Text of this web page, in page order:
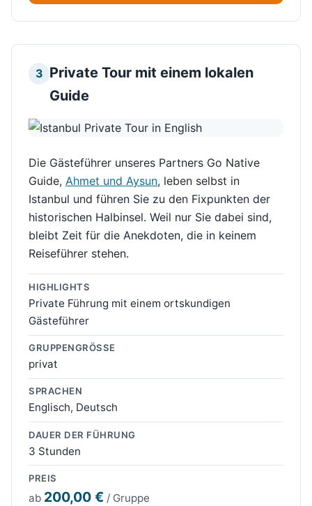
3 Private Tour mit einem lokalen
Guide
Die Gästeführer unseres Partners Go Native
Guide, Ahmet und Aysun, leben selbst in
Istanbul und führen Sie zu den Fixpunkten der
historischen Halbinsel. Weil nur Sie dabei sind,
bleibt Zeit für die Anekdoten, die in keinem
Reiseführer stehen.
HIGHLIGHTS
Private Führung mit einem ortskundigen
Gästeführer
GRUPPENGRÖSSE
privat
SPRACHEN
Englisch, Deutsch
DAUER DER FÜHRUNG
3 Stunden
PREIS
ab 200,00 € / Gruppe